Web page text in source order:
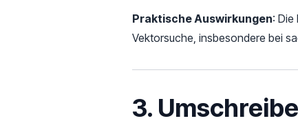
Praktische Auswirkungen: Die
Vektorsuche, insbesondere bei
3.